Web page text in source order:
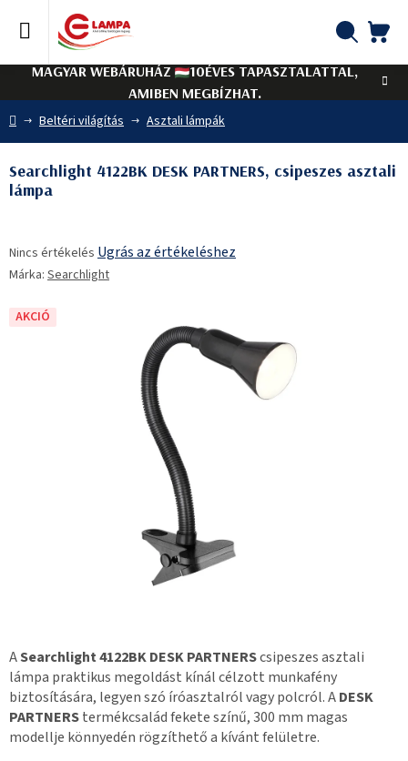
tartalomhoz
MAGYAR WEBÁRUHÁZ
10ÉVES TAPASZTALATTAL,
AMIBEN MEGBÍZHAT.
Kezdőlap
Beltéri világítás Asztali lámpák
ASearchlight 4122BK DESK PARTNERScsipeszes asztali
lámpa praktikus megoldást kínál célzott munkafény
biztosítására, legyen szó íróasztalról vagy polcról. ADESK
PARTNERStermékcsalád fekete színű, 300 mm magas
modellje könnyedén rögzíthető a kívánt felületre.
Searchlight 4122BK DESK PARTNERS, csipeszes asztali
lámpa
termék
átlagos
5-
Nincs értékelés Ugrás az értékeléshez
Márka: Searchlight
AKCIÓ